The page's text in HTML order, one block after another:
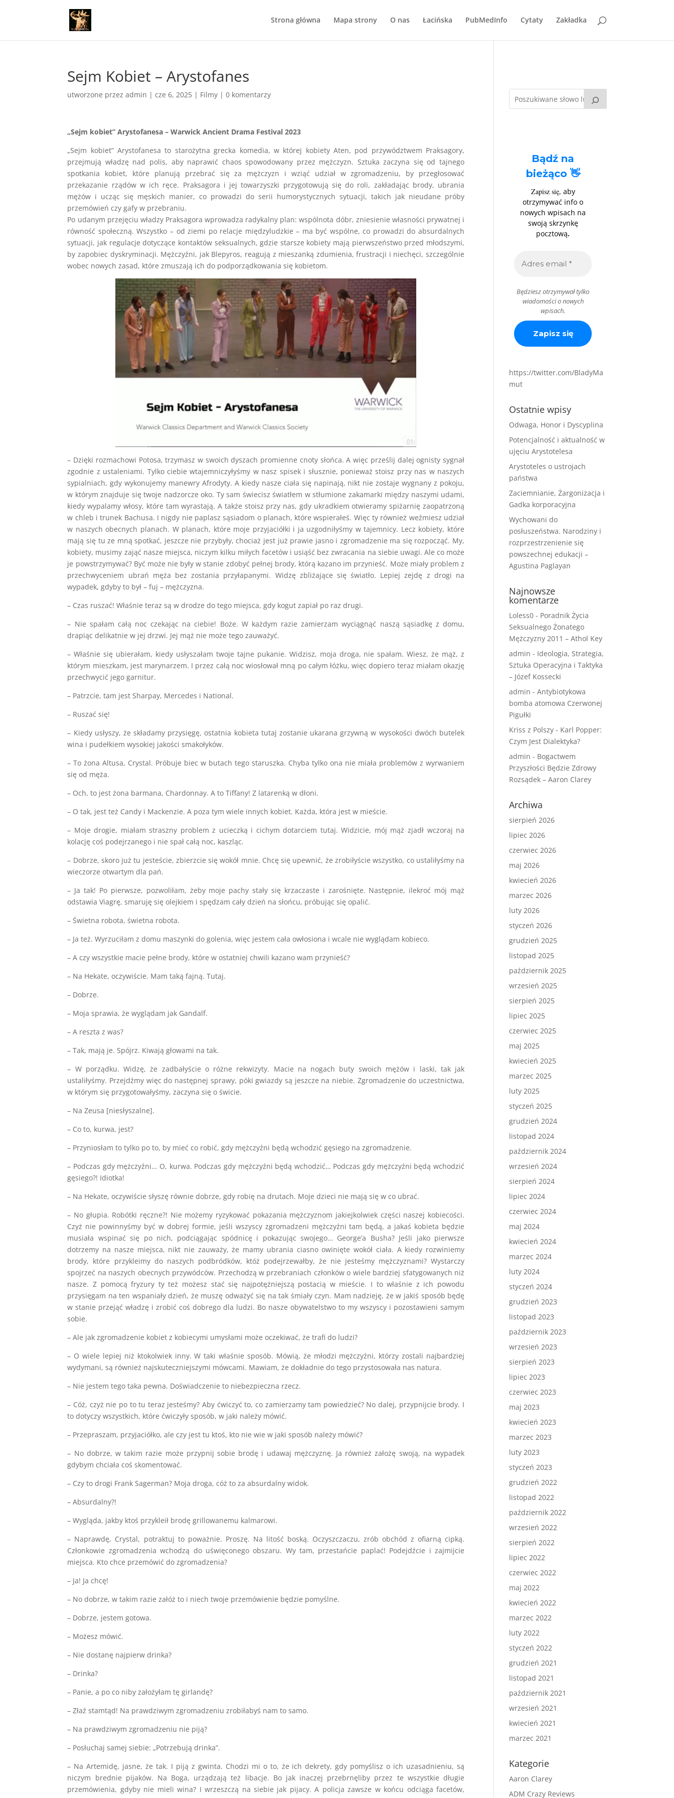
Strona główna Mapa strony O nas Łacińska PubMedInfo Cytaty Zakładka
Sejm Kobiet – Arystofanes
utworzone przezadmin |cze 6, 2025 | Filmy |0 komentarzy
„Sejm kobiet” Arystofanesa – Warwick Ancient Drama Festival 2023
„Sejm kobiet” Arystofanesa to starożytna grecka komedia, w której kobiety Aten, pod przywództwem Praksagory,
przejmują władzę nad polis, aby naprawić chaos spowodowany przez mężczyzn. Sztuka zaczyna się od tajnego
spotkania kobiet, które planują przebrać się za mężczyzn i wziąć udział w zgromadzeniu, by przegłosować
przekazanie rządów w ich ręce. Praksagora i jej towarzyszki przygotowują się do roli, zakładając brody, ubrania
mężów i ucząc się męskich manier, co prowadzi do serii humorystycznych sytuacji, takich jak nieudane próby
przemówień czy gafy w przebraniu.
Po udanym przejęciu władzy Praksagora wprowadza radykalny plan: wspólnota dóbr, zniesienie własności prywatnej i
równość społeczną. Wszystko – od ziemi po relacje międzyludzkie – ma być wspólne, co prowadzi do absurdalnych
sytuacji, jak regulacje dotyczące kontaktów seksualnych, gdzie starsze kobiety mają pierwszeństwo przed młodszymi,
by zapobiec dyskryminacji. Mężczyźni, jak Blepyros, reagują z mieszanką zdumienia, frustracji i niechęci, szczególnie
wobec nowych zasad, które zmuszają ich do podporządkowania się kobietom.
– Dzięki rozmachowi Potosa, trzymasz w swoich dyszach promienne cnoty słońca. A więc prześlij dalej ognisty sygnał
zgodnie z ustaleniami. Tylko ciebie wtajemniczyłyśmy w nasz spisek i słusznie, ponieważ stoisz przy nas w naszych
sypialniach, gdy wykonujemy manewry Afrodyty. A kiedy nasze ciała się napinają, nikt nie zostaje wygnany z pokoju,
w którym znajduje się twoje nadzorcze oko. Ty sam świecisz światłem w stłumione zakamarki między naszymi udami,
kiedy wypalamy włosy, które tam wyrastają. A także stoisz przy nas, gdy ukradkiem otwieramy spiżarnię zaopatrzoną
w chleb i trunek Bachusa. I nigdy nie paplasz sąsiadom o planach, które wspierałeś. Więc ty również weźmiesz udział
w naszych obecnych planach. W planach, które moje przyjaciółki i ja uzgodniłyśmy w tajemnicy. Lecz kobiety, które
mają się tu ze mną spotkać, jeszcze nie przybyły, chociaż jest już prawie jasno i zgromadzenie ma się rozpocząć. My,
kobiety, musimy zająć nasze miejsca, niczym kilku miłych facetów i usiąść bez zwracania na siebie uwagi. Ale co może
je powstrzymywać? Być może nie były w stanie zdobyć pełnej brody, którą kazano im przynieść. Może miały problem z
przechwyceniem ubrań męża bez zostania przyłapanymi. Widzę zbliżające się światło. Lepiej zejdę z drogi na
wypadek, gdyby to był – fuj – mężczyzna.
– Czas ruszać! Właśnie teraz są w drodze do tego miejsca, gdy kogut zapiał po raz drugi.
– Nie spałam całą noc czekając na ciebie! Boże. W każdym razie zamierzam wyciągnąć naszą sąsiadkę z domu,
drapiąc delikatnie w jej drzwi. Jej mąż nie może tego zauważyć.
– Właśnie się ubierałam, kiedy usłyszałam twoje tajne pukanie. Widzisz, moja droga, nie spałam. Wiesz, że mąż, z
którym mieszkam, jest marynarzem. I przez całą noc wiosłował mną po całym łóżku, więc dopiero teraz miałam okazję
przechwycić jego garnitur.
– Patrzcie, tam jest Sharpay, Mercedes i National.
– Ruszać się!
– Kiedy usłyszy, że składamy przysięgę, ostatnia kobieta tutaj zostanie ukarana grzywną w wysokości dwóch butelek
wina i pudełkiem wysokiej jakości smakołyków.
– To żona Altusa, Crystal. Próbuje biec w butach tego staruszka. Chyba tylko ona nie miała problemów z wyrwaniem
się od męża.
– Och, to jest żona barmana, Chardonnay. A to Tiffany! Z latarenką w dłoni.
– O tak, jest też Candy i Mackenzie. A poza tym wiele innych kobiet. Każda, która jest w mieście.
– Moje drogie, miałam straszny problem z ucieczką i cichym dotarciem tutaj. Widzicie, mój mąż zjadł wczoraj na
kolację coś podejrzanego i nie spał całą noc, kaszląc.
– Dobrze, skoro już tu jesteście, zbierzcie się wokół mnie. Chcę się upewnić, że zrobiłyście wszystko, co ustaliłyśmy na
wieczorze otwartym dla pań.
– Ja tak! Po pierwsze, pozwoliłam, żeby moje pachy stały się krzaczaste i zarośnięte. Następnie, ilekroć mój mąż
odstawia Viagrę, smaruję się olejkiem i spędzam cały dzień na słońcu, próbując się opalić.
– Świetna robota, świetna robota.
– Ja też. Wyrzuciłam z domu maszynki do golenia, więc jestem cała owłosiona i wcale nie wyglądam kobieco.
– A czy wszystkie macie pełne brody, które w ostatniej chwili kazano wam przynieść?
– Na Hekate, oczywiście. Mam taką fajną. Tutaj.
– Dobrze.
– Moja sprawia, że wyglądam jak Gandalf.
– A reszta z was?
– Tak, mają je. Spójrz. Kiwają głowami na tak.
– W porządku. Widzę, że zadbałyście o różne rekwizyty. Macie na nogach buty swoich mężów i laski, tak jak
ustaliłyśmy. Przejdźmy więc do następnej sprawy, póki gwiazdy są jeszcze na niebie. Zgromadzenie do uczestnictwa,
w którym się przygotowałyśmy, zaczyna się o świcie.
– Na Zeusa [niesłyszalne].
– Co to, kurwa, jest?
– Przyniosłam to tylko po to, by mieć co robić, gdy mężczyźni będą wchodzić gęsiego na zgromadzenie.
– Podczas gdy mężczyźni… O, kurwa. Podczas gdy mężczyźni będą wchodzić… Podczas gdy mężczyźni będą wchodzić
gęsiego?! Idiotka!
– Na Hekate, oczywiście słyszę równie dobrze, gdy robię na drutach. Moje dzieci nie mają się w co ubrać.
– No głupia. Robótki ręczne?! Nie możemy ryzykować pokazania mężczyznom jakiejkolwiek części naszej kobiecości.
Czyż nie powinnyśmy być w dobrej formie, jeśli wszyscy zgromadzeni mężczyźni tam będą, a jakaś kobieta będzie
musiała wspinać się po nich, podciągając spódnicę i pokazując swojego… George’a Busha? Jeśli jako pierwsze
dotrzemy na nasze miejsca, nikt nie zauważy, że mamy ubrania ciasno owinięte wokół ciała. A kiedy rozwiniemy
brody, które przykleimy do naszych podbródków, któż podejrzewałby, że nie jesteśmy mężczyznami? Wystarczy
spojrzeć na naszych obecnych przywódców. Przechodzą w przebraniach członków o wiele bardziej sfatygowanych niż
nasze. Z pomocą fryzury ty też możesz stać się najpotężniejszą postacią w mieście. I to właśnie z ich powodu
przysięgam na ten wspaniały dzień, że muszę odważyć się na tak śmiały czyn. Mam nadzieję, że w jakiś sposób będę
w stanie przejąć władzę i zrobić coś dobrego dla ludzi. Bo nasze obywatelstwo to my wszyscy i pozostawieni samym
sobie.
– Ale jak zgromadzenie kobiet z kobiecymi umysłami może oczekiwać, że trafi do ludzi?
– O wiele lepiej niż ktokolwiek inny. W taki właśnie sposób. Mówią, że młodzi mężczyźni, którzy zostali najbardziej
wydymani, są również najskuteczniejszymi mówcami. Mawiam, że dokładnie do tego przystosowała nas natura.
– Nie jestem tego taka pewna. Doświadczenie to niebezpieczna rzecz.
– Cóż, czyż nie po to tu teraz jesteśmy? Aby ćwiczyć to, co zamierzamy tam powiedzieć? No dalej, przypnijcie brody. I
to dotyczy wszystkich, które ćwiczyły sposób, w jaki należy mówić.
– Przepraszam, przyjaciółko, ale czy jest tu ktoś, kto nie wie w jaki sposób należy mówić?
– No dobrze, w takim razie może przypnij sobie brodę i udawaj mężczyznę. Ja również założę swoją, na wypadek
gdybym chciała coś skomentować.
– Czy to drogi Frank Sagerman? Moja droga, cóż to za absurdalny widok.
– Absurdalny?!
– Wygląda, jakby ktoś przykleił brodę grillowanemu kalmarowi.
– Naprawdę, Crystal, potraktuj to poważnie. Proszę. Na litość boską. Oczyszczaczu, zrób obchód z ofiarną cipką.
Członkowie zgromadzenia wchodzą do uświęconego obszaru. Wy tam, przestańcie paplać! Podejdźcie i zajmijcie
miejsca. Kto chce przemówić do zgromadzenia?
– Ja! Ja chcę!
– No dobrze, w takim razie załóż to i niech twoje przemówienie będzie pomyślne.
– Dobrze, jestem gotowa.
– Możesz mówić.
– Nie dostanę najpierw drinka?
– Drinka?
– Panie, a po co niby założyłam tę girlandę?
– Złaź stamtąd! Na prawdziwym zgromadzeniu zrobiłabyś nam to samo.
– Na prawdziwym zgromadzeniu nie piją?
– Posłuchaj samej siebie: „Potrzebują drinka”.
– Na Artemidę, jasne, że tak. I piją z gwinta. Chodzi mi o to, że ich dekrety, gdy pomyślisz o ich uzasadnieniu, są
niczym brednie pijaków. Na Boga, urządzają też libacje. Bo jak inaczej przebrnęliby przez te wszystkie długie
przemówienia, gdyby nie mieli wina? I wrzeszczą na siebie jak pijacy. A policja zawsze w końcu odciąga facetów,
Bądź na
bieżąco 👋
Zapisz się, aby
otrzymywać info o
nowych wpisach na
swoją skrzynkę
pocztową.
Będziesz otrzymywał tylko
wiadomości o nowych
wpisach.
https://twitter.com/BladyMa
mut
Ostatnie wpisy
Odwaga, Honor i Dyscyplina
Potencjalność i aktualność w
ujęciu Arystotelesa
Arystoteles o ustrojach
państwa
Zaciemnianie, Żargonizacja i
Gadka korporacyjna
Wychowani do
posłuszeństwa. Narodziny i
rozprzestrzenienie się
powszechnej edukacji –
Agustina Paglayan
Najnowsze
komentarze
Loless0 - Poradnik Życia
Seksualnego Żonatego
Mężczyzny 2011 – Athol Key
admin - Ideologia, Strategia,
Sztuka Operacyjna i Taktyka
– Józef Kossecki
admin -Antybiotykowa
bomba atomowa Czerwonej
Pigułki
Kriss z Polszy - Karl Popper:
Czym Jest Dialektyka?
admin - Bogactwem
Przyszłości Będzie Zdrowy
Rozsądek – Aaron Clarey
Archiwa
sierpień 2026
lipiec 2026
czerwiec 2026
maj 2026
kwiecień 2026
marzec 2026
luty 2026
styczeń 2026
grudzień 2025
listopad 2025
październik 2025
wrzesień 2025
sierpień 2025
lipiec 2025
czerwiec 2025
maj 2025
kwiecień 2025
marzec 2025
luty 2025
styczeń 2025
grudzień 2024
listopad 2024
październik 2024
wrzesień 2024
sierpień 2024
lipiec 2024
czerwiec 2024
maj 2024
kwiecień 2024
marzec 2024
luty 2024
styczeń 2024
grudzień 2023
listopad 2023
październik 2023
wrzesień 2023
sierpień 2023
lipiec 2023
czerwiec 2023
maj 2023
kwiecień 2023
marzec 2023
luty 2023
styczeń 2023
grudzień 2022
listopad 2022
październik 2022
wrzesień 2022
sierpień 2022
lipiec 2022
czerwiec 2022
maj 2022
kwiecień 2022
marzec 2022
luty 2022
styczeń 2022
grudzień 2021
listopad 2021
październik 2021
wrzesień 2021
kwiecień 2021
marzec 2021
Kategorie
Aaron Clarey
ADM Crazy Reviews